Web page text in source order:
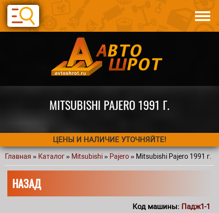
Перейти к основному содержанию
Авто по запчастям
Статьи
MITSUBISHI PAJERO 1991 Г.
ЦЕНЫ И НАЛИЧИЕ УТОЧНЯЙТЕ!
Вы здесь
Главная » Каталог» Mitsubishi» Pajero» Mitsubishi Pajero 1991 г.
НАЗАД
Код машины: Падж1-1